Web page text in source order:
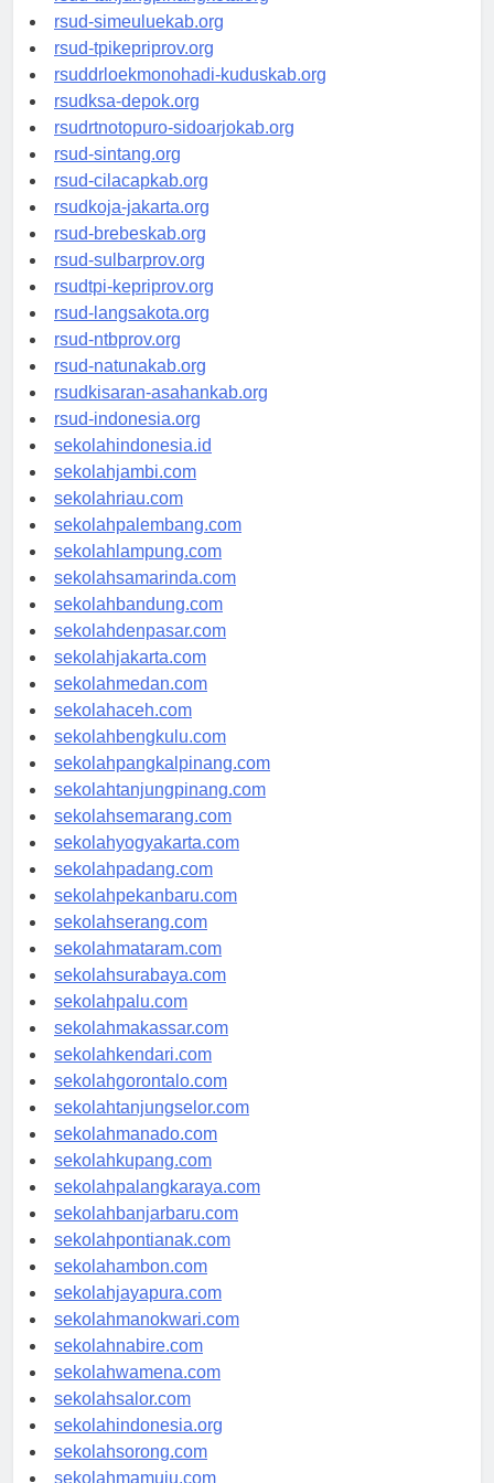
rsud-tanjungpinangkota.org
rsud-simeuluekab.org
rsud-tpikepriprov.org
rsuddrloekmonohadi-kuduskab.org
rsudksa-depok.org
rsudrtnotopuro-sidoarjokab.org
rsud-sintang.org
rsud-cilacapkab.org
rsudkoja-jakarta.org
rsud-brebeskab.org
rsud-sulbarprov.org
rsudtpi-kepriprov.org
rsud-langsakota.org
rsud-ntbprov.org
rsud-natunakab.org
rsudkisaran-asahankab.org
rsud-indonesia.org
sekolahindonesia.id
sekolahjambi.com
sekolahriau.com
sekolahpalembang.com
sekolahlampung.com
sekolahsamarinda.com
sekolahbandung.com
sekolahdenpasar.com
sekolahjakarta.com
sekolahmedan.com
sekolahaceh.com
sekolahbengkulu.com
sekolahpangkalpinang.com
sekolahtanjungpinang.com
sekolahsemarang.com
sekolahyogyakarta.com
sekolahpadang.com
sekolahpekanbaru.com
sekolahserang.com
sekolahmataram.com
sekolahsurabaya.com
sekolahpalu.com
sekolahmakassar.com
sekolahkendari.com
sekolahgorontalo.com
sekolahtanjungselor.com
sekolahmanado.com
sekolahkupang.com
sekolahpalangkaraya.com
sekolahbanjarbaru.com
sekolahpontianak.com
sekolahambon.com
sekolahjayapura.com
sekolahmanokwari.com
sekolahnabire.com
sekolahwamena.com
sekolahsalor.com
sekolahindonesia.org
sekolahsorong.com